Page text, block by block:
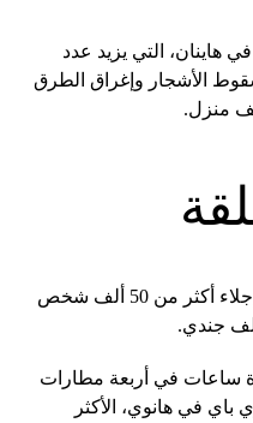
التي يزيد عدد
في سقوط الأشجار وإغراق الطرق
وقالت الحكومة إن فيتنام قامت بإجلاء أكثر من 50 ألف شخص
ساعات في أربعة مطارات
باي في هانوي، الأكثر